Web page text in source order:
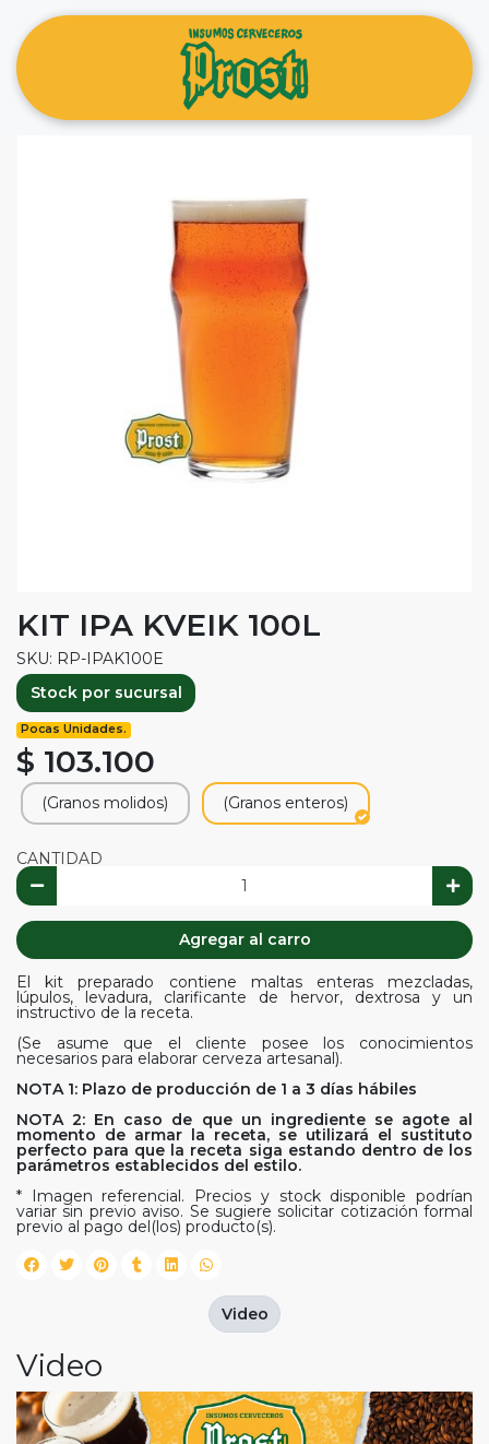
KIT IPA KVEIK 100L
SKU: RP-IPAK100E
Stock por sucursal
Pocas Unidades.
$ 103.100
(Granos molidos) (Granos enteros)
CANTIDAD
Agregar al carro
El kit preparado contiene maltas enteras mezcladas,
lúpulos, levadura, clarificante de hervor, dextrosa y un
instructivo de la receta.
(Se asume que el cliente posee los conocimientos
necesarios para elaborar cerveza artesanal).
NOTA 1: Plazo de producción de 1 a 3 días hábiles
NOTA 2: En caso de que un ingrediente se agote al
momento de armar la receta, se utilizará el sustituto
perfecto para que la receta siga estando dentro de los
parámetros establecidos del estilo.
* Imagen referencial. Precios y stock disponible podrían
variar sin previo aviso. Se sugiere solicitar cotización formal
previo al pago del(los) producto(s).
Video
Video